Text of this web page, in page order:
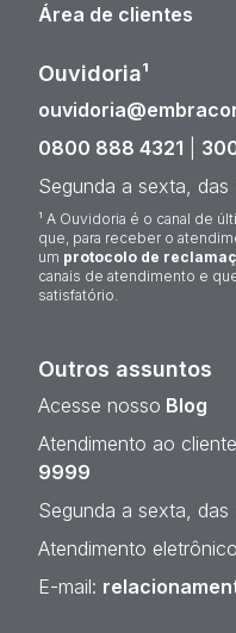
Área de clientes
Ouvidoria¹
0800 888 4321
Segunda a sexta,
¹ A Ouvidoria é o canal de
que, para receber o
um protocolo de
canais de atendimento e
satisfatório.
Outros assuntos
Acesse nosso Blog
Atendimento ao
9999
Segunda a sexta, das
Atendimento
E-mail: